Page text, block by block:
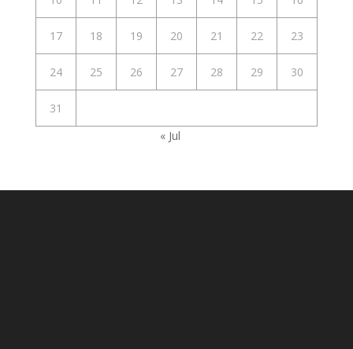
17 18 19 20 21 22 23
24 25 26 27 28 29 30
31
« Jul